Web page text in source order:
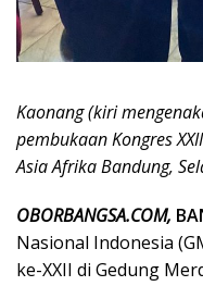
Kaonang (kiri
pembukaan Kongres
Asia Afrika Bandung,
OBORBANGSA.COM,
Nasional Indonesia
ke-XXII di Gedung